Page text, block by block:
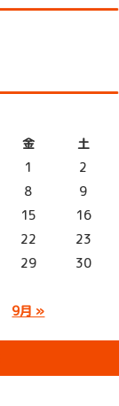
金 土
9月 »
1
2
8
9
15
16
22
23
29
30